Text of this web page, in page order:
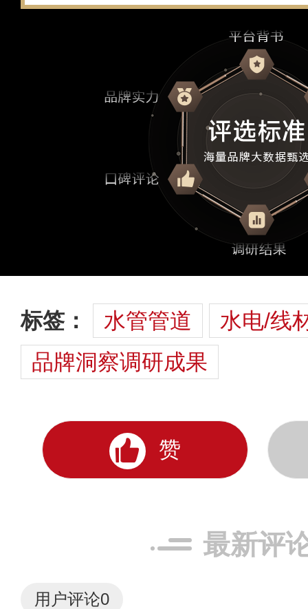
标签： 水管管道
水电/线
品牌洞察调研成果
赞
最新评
用户评论0